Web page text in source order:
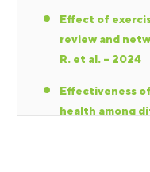
Effect of
review and
R. et al. – 2024
Effectiveness
health among